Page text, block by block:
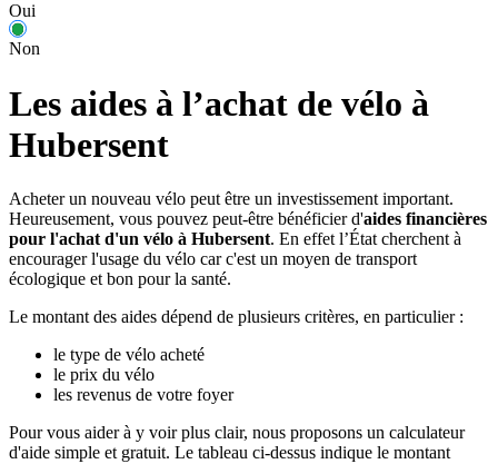
Oui
Non
Les aides à l’achat de vélo à
Hubersent
Acheter un nouveau vélo peut être un investissement important.
Heureusement, vous pouvez peut-être bénéficier d'aides financières
pour l'achat d'un vélo à Hubersent. En effet l’État cherchent à
encourager l'usage du vélo car c'est un moyen de transport
écologique et bon pour la santé.
Le montant des aides dépend de plusieurs critères, en particulier :
le type de vélo acheté
le prix du vélo
les revenus de votre foyer
Pour vous aider à y voir plus clair, nous proposons un calculateur
d'aide simple et gratuit. Le tableau ci-dessus indique le montant